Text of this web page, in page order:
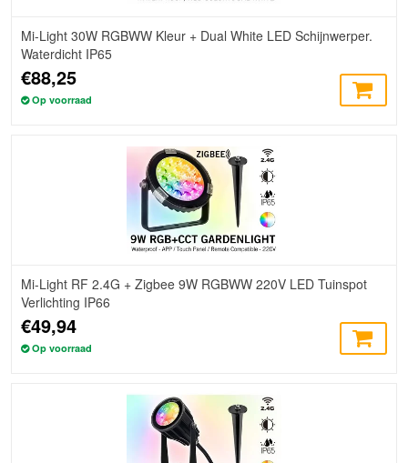
Mi-Light 30W RGBWW Kleur + Dual White LED Schijnwerper.
Waterdicht IP65
€88,25
Op voorraad
Mi-Light RF 2.4G + Zigbee 9W RGBWW 220V LED Tuinspot
Verlichting IP66
€49,94
Op voorraad